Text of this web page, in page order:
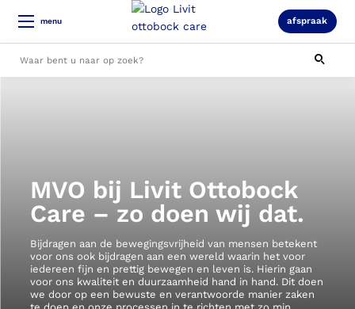
menu afspraak
MVO bij Livit Ottobock
Care – zo doen wij dat.
Bijdragen aan de bewegingsvrijheid van mensen betekent
voor ons ook bijdragen aan een wereld waarin het voor
iedereen fijn en prettig bewegen en leven is. Hierin gaan
voor ons kwaliteit en duurzaamheid hand in hand. Dit doen
we door op een bewuste en verantwoorde manier zaken